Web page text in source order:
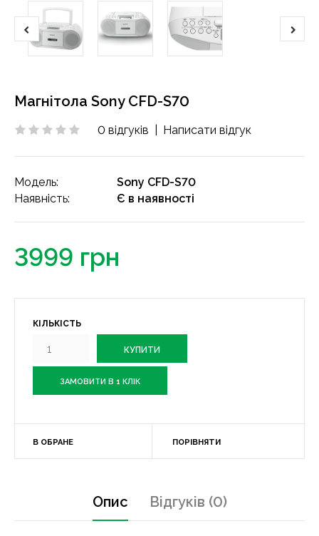
Магнітола Sony CFD-S70
0 відгуків Написати відгук
Модель:
Sony CFD-S70
Наявність:
Є в наявності
3999 грн
КІЛЬКІСТЬ
ЗАМОВИТИ В 1 КЛІК
В ОБРАНЕ ПОРІВНЯТИ
Опис Відгуків (0)